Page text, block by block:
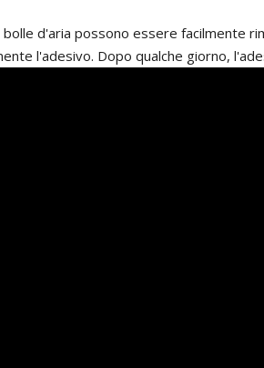
bolle d'aria possono essere facilmente
l'adesivo. Dopo qualche giorno,